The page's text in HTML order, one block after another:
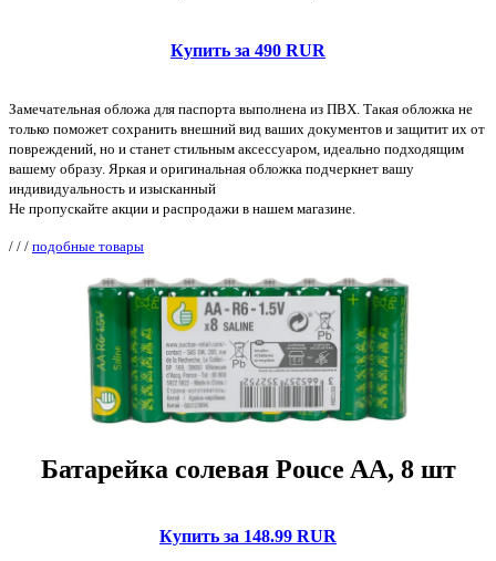
Купить за 490 RUR
Замечательная обложа для паспорта выполнена из ПВХ. Такая обложка не
только поможет сохранить внешний вид ваших документов и защитит их от
повреждений, но и станет стильным аксессуаром, идеально подходящим
вашему образу. Яркая и оригинальная обложка подчеркнет вашу
индивидуальность и изысканный
Не пропускайте акции и распродажи в нашем магазине.
/ / / подобные товары
Батарейка солевая Pouce AA, 8 шт
Купить за 148.99 RUR